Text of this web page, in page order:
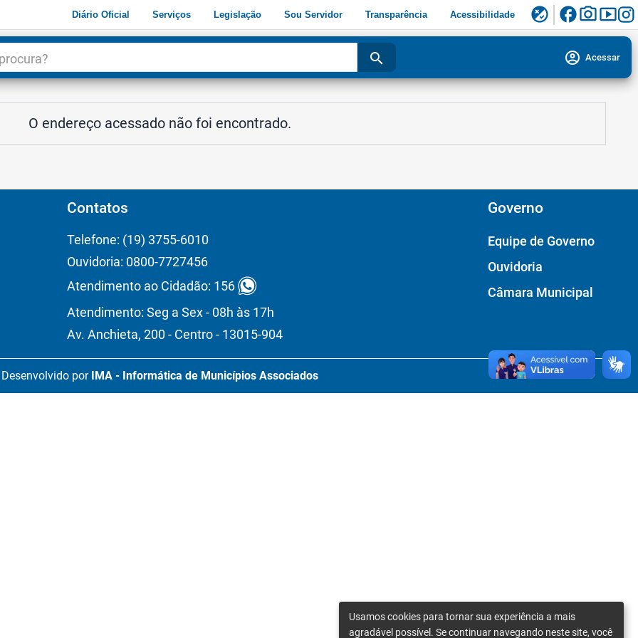
Diário Oficial Serviços Legislação Sou Servidor Transparência Acessibilidade flaky facebookphoto_camerasmart_display
search account_circle Acessar
O endereço acessado não foi encontrado.
Contatos
Telefone: (19) 3755-6010
Ouvidoria: 0800-7727456
Atendimento ao Cidadão: 156
Atendimento: Seg a Sex - 08h às 17h
Av. Anchieta, 200 - Centro - 13015-904
Governo
Equipe de Governo
Ouvidoria
Câmara Municipal
Desenvolvido por IMA - Informática de Municípios Associados
Usamos cookies para tornar sua experiência a mais
agradável possível. Se continuar navegando neste site, você